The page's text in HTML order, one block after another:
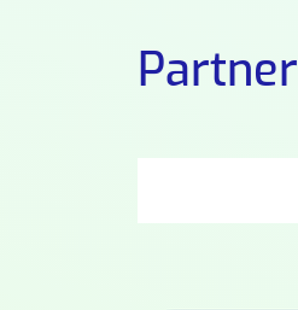
Partner